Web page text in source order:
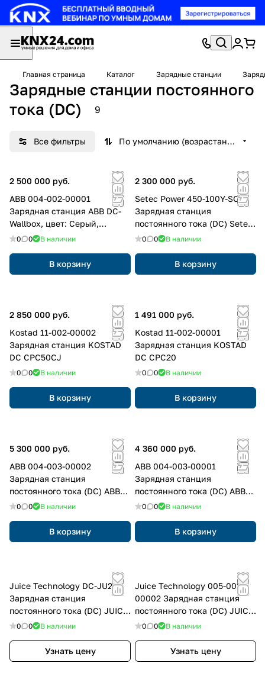
Главная страница Каталог Зарядные станции
Зарядные станции постоянного
тока (DC)
9
Все фильтры По умолчанию (возрастание)
2 500 000 руб.
ABB 004-002-00001
Зарядная станция ABB DC-
Wallbox, цвет: Серый,
оттенок: Светлый
0 0 В наличии
В корзину
2 300 000 руб.
Setec Power 450-100Y-SC
Зарядная станция
постоянного тока (DC) Setec
Power 450-100Y-SC, цвет:
0 0 В наличии
В корзину
2 850 000 руб.
Kostad 11-002-00002
Зарядная станция KOSTAD
DC CPC50CJ
0 0 В наличии
В корзину
1 491 000 руб.
Kostad 11-002-00001
Зарядная станция KOSTAD
DC CPC20
0 0 В наличии
В корзину
5 300 000 руб.
ABB 004-003-00002
Зарядная станция
постоянного тока (DC) ABB
Terra 53 CJG, цвет: Серый,
0 0 В наличии
В корзину
4 360 000 руб.
ABB 004-003-00001
Зарядная станция
постоянного тока (DC) ABB
Terra 23 CJG, цвет: Серый,
0 0 В наличии
В корзину
Juice Technology DC-JU2PR
Зарядная станция
постоянного тока (DC) JUICE
ULTRA DC-JU2PR, цвет:
0 0 В наличии
Узнать цену
Juice Technology 005-003-
00002 Зарядная станция
постоянного тока (DC) JUICE
ULTRA DC-JU3PR, цвет:
0 0 В наличии
Узнать цену